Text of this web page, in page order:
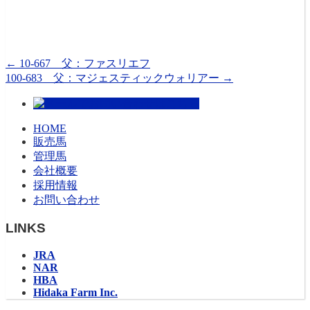
← 10-667 父：ファスリエフ
100-683 父：マジェスティックウォリアー →
HOME
販売馬
管理馬
会社概要
採用情報
お問い合わせ
LINKS
JRA
NAR
HBA
Hidaka Farm Inc.